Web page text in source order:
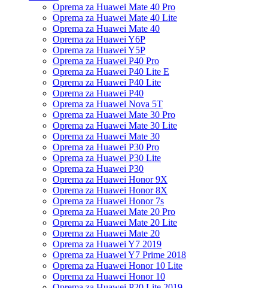
Oprema za Huawei Mate 40 Pro
Oprema za Huawei Mate 40 Lite
Oprema za Huawei Mate 40
Oprema za Huawei Y6P
Oprema za Huawei Y5P
Oprema za Huawei P40 Pro
Oprema za Huawei P40 Lite E
Oprema za Huawei P40 Lite
Oprema za Huawei P40
Oprema za Huawei Nova 5T
Oprema za Huawei Mate 30 Pro
Oprema za Huawei Mate 30 Lite
Oprema za Huawei Mate 30
Oprema za Huawei P30 Pro
Oprema za Huawei P30 Lite
Oprema za Huawei P30
Oprema za Huawei Honor 9X
Oprema za Huawei Honor 8X
Oprema za Huawei Honor 7s
Oprema za Huawei Mate 20 Pro
Oprema za Huawei Mate 20 Lite
Oprema za Huawei Mate 20
Oprema za Huawei Y7 2019
Oprema za Huawei Y7 Prime 2018
Oprema za Huawei Honor 10 Lite
Oprema za Huawei Honor 10